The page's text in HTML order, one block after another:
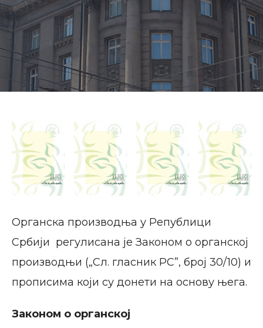
Органска производња у Републици
Србији регулисана је Законом о органској
производњи („Сл. гласник РС”, број 30/10) и
прописима који су донети на основу њега.
Законом о органској